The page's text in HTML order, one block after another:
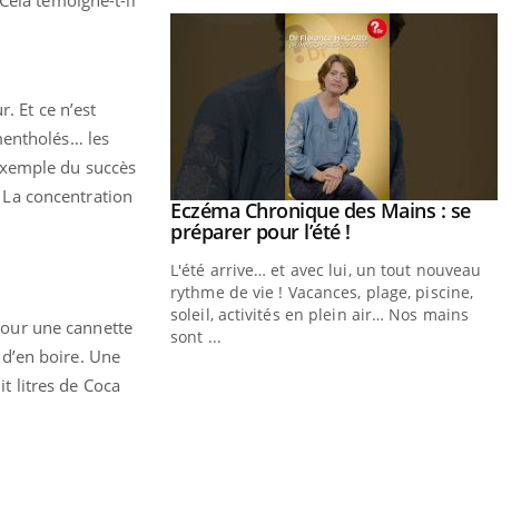
Et ce n’est
les
du succès
concentration
une cannette
boire. Une
litres de Coca
: et si on Youtube
Eczéma Chronique des Mains : se
préparer pour l’été !Youtube
L'été arrive… et avec lui, un tout nouveau
rythme de vie ! Vacances, plage, piscine,
soleil, activités en plein air… Nos mains
sont ...